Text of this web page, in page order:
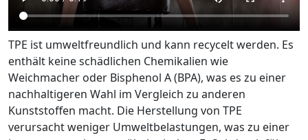
TPE ist umweltfreundlich und kann recycelt werden. Es
enthält keine schädlichen Chemikalien wie
Weichmacher oder Bisphenol A (BPA), was es zu einer
nachhaltigeren Wahl im Vergleich zu anderen
Kunststoffen macht. Die Herstellung von TPE
verursacht weniger Umweltbelastungen, was zu einer